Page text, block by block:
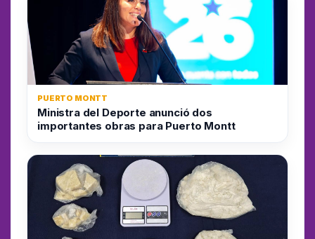
PUERTO MONTT
Ministra del Deporte anunció dos
importantes obras para Puerto Montt